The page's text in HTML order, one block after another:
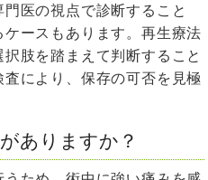
医の視点で診断すること
ースもあります。再生療法
肢を踏まえて判断すること
により、保存の可否を見極
ありますか？